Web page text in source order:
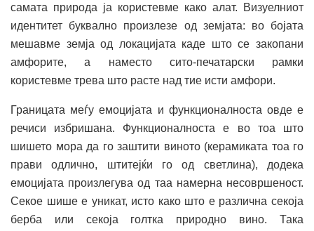
самата природа ја користевме како алат. Визуелниот
идентитет буквално произлезе од земјата: во бојата
мешавме земја од локацијата каде што се закопани
амфорите, а наместо сито-печатарски рамки
користевме трева што расте над тие исти амфори.
Границата меѓу емоцијата и функционалноста овде е
речиси избришана. Функционалноста е во тоа што
шишето мора да го заштити виното (керамиката тоа го
прави одлично, штитејќи го од светлина), додека
емоцијата произлегува од таа намерна несовршеност.
Секое шише е уникат, исто како што е различна секоја
берба или секоја голтка природно вино. Така